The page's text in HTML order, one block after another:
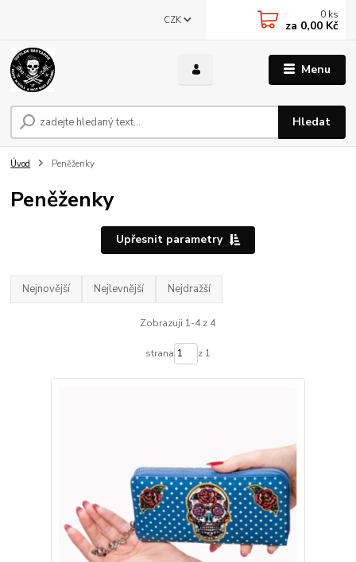
Menu
CZK
Hledat
0 ks
za 0,00 Kč
Úvod Peněženky
Peněženky
Upřesnit parametry
Nejnovější Nejlevnější Nejdražší
Zobrazuji 1-4 z 4
strana z 1